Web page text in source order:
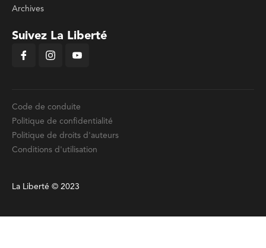
Archives
Suivez La Liberté
Code de conduite
Politique de confidentialité
Politique de droits d'auteurs
Conditions d'utilisation
La Liberté © 2023